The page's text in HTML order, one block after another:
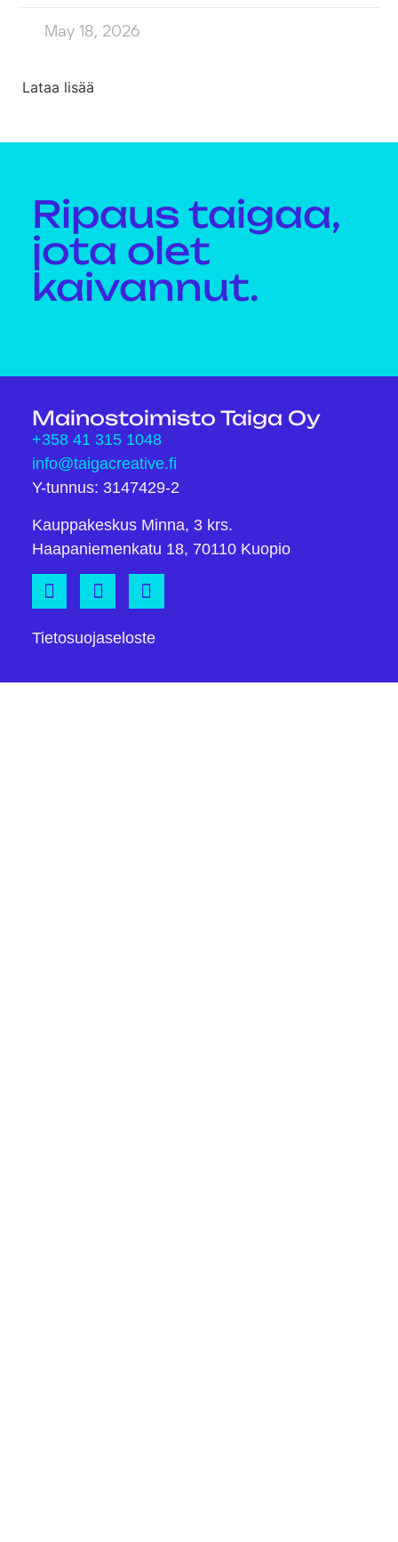
May 18, 2026
Lataa lisää
Ripaus taigaa,
jota olet
kaivannut.
Mainostoimisto Taiga Oy
+358 41 315 1048
info@taigacreative.fi
Y-tunnus: 3147429-2
Kauppakeskus Minna, 3 krs.
Haapaniemenkatu 18, 70110 Kuopio
Tietosuojaseloste